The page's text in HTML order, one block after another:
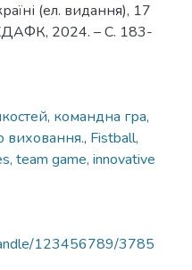
(ел. видання), 17
2024. – С. 183-
командна гра,
виховання., Fistball,
team game, innovative
123456789/3785